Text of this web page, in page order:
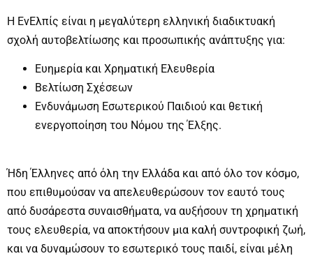
Η ΕνΕλπίς είναι η μεγαλύτερη ελληνική διαδικτυακή
σχολή αυτοβελτίωσης και προσωπικής ανάπτυξης για:
Ευημερία και Χρηματική Ελευθερία
Βελτίωση Σχέσεων
Ενδυνάμωση Εσωτερικού Παιδιού και θετική
ενεργοποίηση του Νόμου της Έλξης.
Ήδη Έλληνες από όλη την Ελλάδα και από όλο τον κόσμο,
που επιθυμούσαν να απελευθερώσουν τον εαυτό τους
από δυσάρεστα συναισθήματα, να αυξήσουν τη χρηματική
τους ελευθερία, να αποκτήσουν μια καλή συντροφική ζωή,
και να δυναμώσουν το εσωτερικό τους παιδί, είναι μέλη